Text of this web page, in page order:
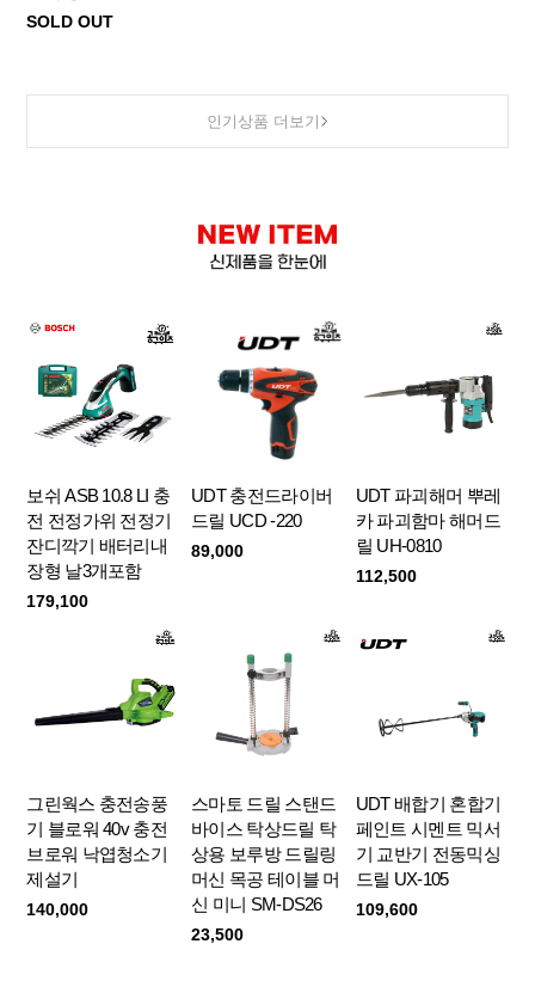
SOLD OUT
인기상품 더보기
보쉬 ASB 10.8 LI 충
전 전정가위 전정기
잔디깍기 배터리내
장형 날3개포함
179,100
UDT 충전드라이버
드릴 UCD -220
89,000
UDT 파괴해머 뿌레
카 파괴함마 해머드
릴 UH-0810
112,500
그린웍스 충전송풍
기 블로워 40v 충전
브로워 낙엽청소기
제설기
140,000
스마토 드릴 스탠드
바이스 탁상드릴 탁
상용 보루방 드릴링
머신 목공 테이블 머
신 미니 SM-DS26
23,500
UDT 배합기 혼합기
페인트 시멘트 믹서
기 교반기 전동믹싱
드릴 UX-105
109,600